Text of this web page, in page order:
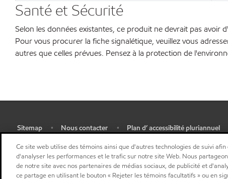
Santé et Sécurité
Selon les données existantes, ce produit ne devrait pas
Pour vous procurer la fiche signalétique, veuillez vous
autres que celles prévues. Pensez à la protection de
Sitemap • Nous contacter •
Plan d’ accessibilité pluriannuel
Sélectionner une localisation
Ce site web utilise des témoins ainsi que d'autres technologies de suivi
d'analyser les performances et le trafic sur notre site Web. Nous
de notre site avec nos partenaires de médias sociaux, de publicité et
ce partage en utilisant le bouton « Rejeter les témoins facultatifs » ou en